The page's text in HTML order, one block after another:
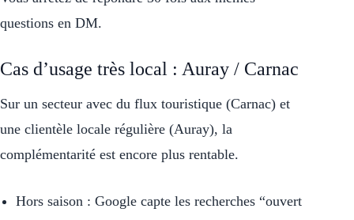
questions en DM.
Cas d’usage très local : Auray / Carnac
Sur un secteur avec du flux touristique (Carnac) et
une clientèle locale régulière (Auray), la
complémentarité est encore plus rentable.
Hors saison : Google capte les recherches “ouvert